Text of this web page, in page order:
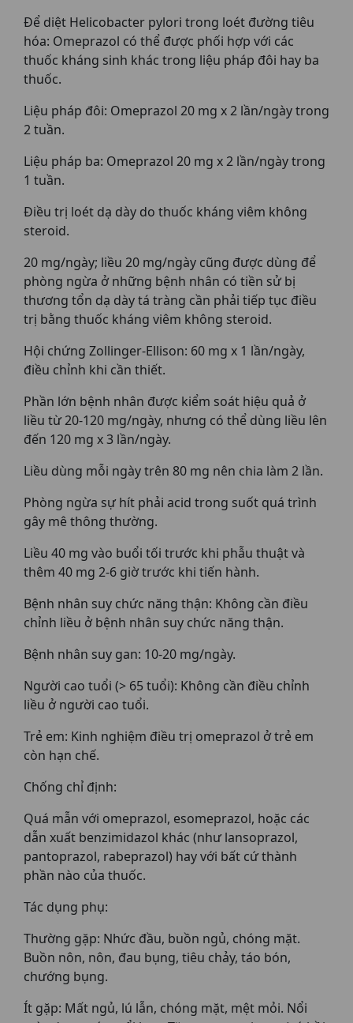
Để diệt Helicobacter pylori trong loét đường tiêu
hóa: Omeprazol có thể được phối hợp với các
thuốc kháng sinh khác trong liệu pháp đôi hay ba
thuốc.
Liệu pháp đôi: Omeprazol 20 mg x 2 lần/ngày trong
2 tuần.
Liệu pháp ba: Omeprazol 20 mg x 2 lần/ngày trong
1 tuần.
Điều trị loét dạ dày do thuốc kháng viêm không
steroid.
20 mg/ngày; liều 20 mg/ngày cũng được dùng để
phòng ngừa ở những bệnh nhân có tiền sử bị
thương tổn dạ dày tá tràng cần phải tiếp tục điều
trị bằng thuốc kháng viêm không steroid.
Hội chứng Zollinger-Ellison: 60 mg x 1 lần/ngày,
điều chỉnh khi cần thiết.
Phần lớn bệnh nhân được kiểm soát hiệu quả ở
liều từ 20-120 mg/ngày, nhưng có thể dùng liều lên
đến 120 mg x 3 lần/ngày.
Liều dùng mỗi ngày trên 80 mg nên chia làm 2 lần.
Phòng ngừa sự hít phải acid trong suốt quá trình
gây mê thông thường.
Liều 40 mg vào buổi tối trước khi phẫu thuật và
thêm 40 mg 2-6 giờ trước khi tiến hành.
Bệnh nhân suy chức năng thận: Không cần điều
chỉnh liều ở bệnh nhân suy chức năng thận.
Bệnh nhân suy gan: 10-20 mg/ngày.
Người cao tuổi (> 65 tuổi): Không cần điều chỉnh
liều ở người cao tuổi.
Trẻ em: Kinh nghiệm điều trị omeprazol ở trẻ em
còn hạn chế.
Chống chỉ định:
Quá mẫn với omeprazol, esomeprazol, hoặc các
dẫn xuất benzimidazol khác (như lansoprazol,
pantoprazol, rabeprazol) hay với bất cứ thành
phần nào của thuốc.
Tác dụng phụ:
Thường gặp: Nhức đầu, buồn ngủ, chóng mặt.
Buồn nôn, nôn, đau bụng, tiêu chảy, táo bón,
chướng bụng.
Ít gặp: Mất ngủ, lú lẫn, chóng mặt, mệt mỏi. Nổi